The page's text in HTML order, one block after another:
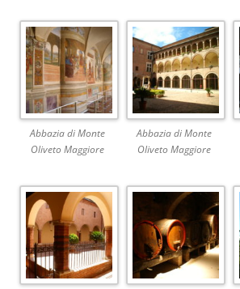
Abbazia di Monte
Oliveto Maggiore
Abbazia di Monte
Oliveto Maggiore